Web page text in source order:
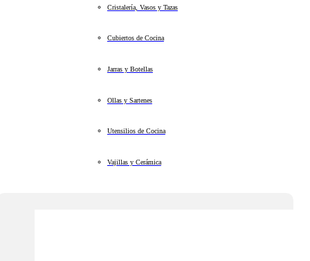
Cristalería, Vasos y Tazas
Cubiertos de Cocina
Jarras y Botellas
Ollas y Sartenes
Utensilios de Cocina
Vajillas y Cerámica